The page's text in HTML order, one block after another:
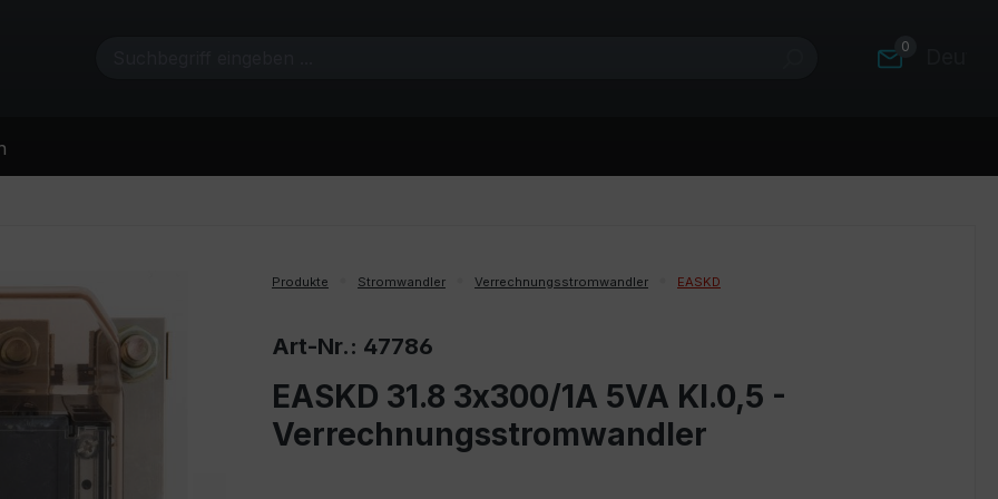
0
Produkte Stromwandler Verrechnungsstromwandler EASKD
Art-Nr.: 47786
EASKD 31.8 3x300/1A 5VA Kl.0,5 -
Verrechnungsstromwandler